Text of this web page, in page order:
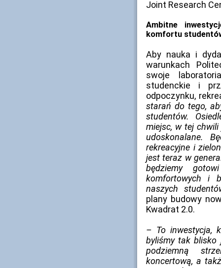
Joint Research
Ambitne
komfortu
Aby nauka i
warunkach
swoje
studenckie i
odpoczynku,
starań do tego,
studentów.
miejsc, w tej
udoskonalane.
rekreacyjne i
jest teraz w
będziemy
komfortowych i
naszych
plany budowy
Kwadrat 2.0.
– To inwestycja,
byliśmy tak blisko
podziemną
koncertową, a